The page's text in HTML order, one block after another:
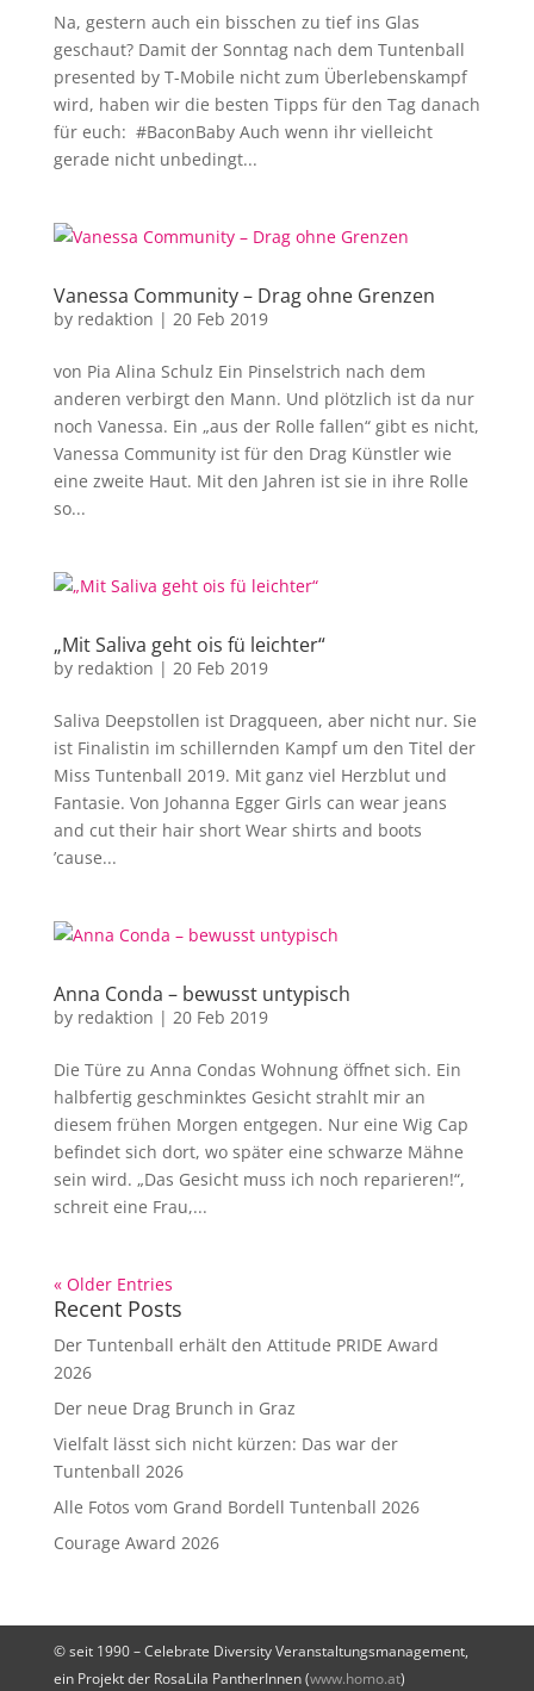
Na, gestern auch ein bisschen zu tief ins Glas
geschaut? Damit der Sonntag nach dem Tuntenball
presented by T-Mobile nicht zum Überlebenskampf
wird, haben wir die besten Tipps für den Tag danach
für euch: #BaconBaby Auch wenn ihr vielleicht
gerade nicht unbedingt...
Vanessa Community – Drag ohne Grenzen
by redaktion | 20 Feb 2019
von Pia Alina Schulz Ein Pinselstrich nach dem
anderen verbirgt den Mann. Und plötzlich ist da nur
noch Vanessa. Ein „aus der Rolle fallen“ gibt es nicht,
Vanessa Community ist für den Drag Künstler wie
eine zweite Haut. Mit den Jahren ist sie in ihre Rolle
so...
„Mit Saliva geht ois fü leichter“
by redaktion | 20 Feb 2019
Saliva Deepstollen ist Dragqueen, aber nicht nur. Sie
ist Finalistin im schillernden Kampf um den Titel der
Miss Tuntenball 2019. Mit ganz viel Herzblut und
Fantasie. Von Johanna Egger Girls can wear jeans
and cut their hair short Wear shirts and boots
’cause...
Anna Conda – bewusst untypisch
by redaktion | 20 Feb 2019
Die Türe zu Anna Condas Wohnung öffnet sich. Ein
halbfertig geschminktes Gesicht strahlt mir an
diesem frühen Morgen entgegen. Nur eine Wig Cap
befindet sich dort, wo später eine schwarze Mähne
sein wird. „Das Gesicht muss ich noch reparieren!“,
schreit eine Frau,...
« Older Entries
Recent Posts
Der Tuntenball erhält den Attitude PRIDE Award
2026
Der neue Drag Brunch in Graz
Vielfalt lässt sich nicht kürzen: Das war der
Tuntenball 2026
Alle Fotos vom Grand Bordell Tuntenball 2026
Courage Award 2026
© seit 1990 – Celebrate Diversity Veranstaltungsmanagement,
ein Projekt der RosaLila PantherInnen (www.homo.at)